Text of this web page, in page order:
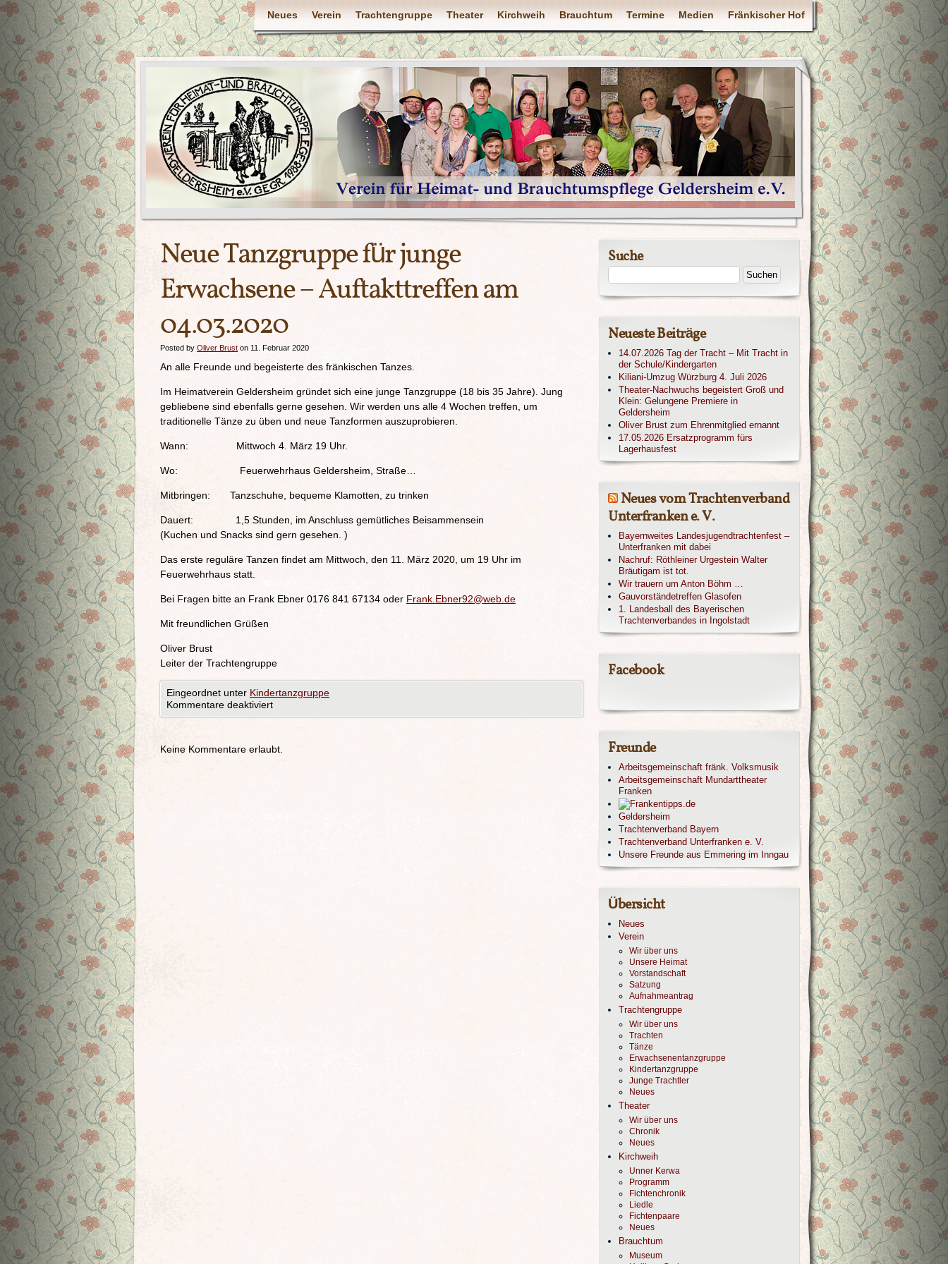
Neues Verein Trachtengruppe Theater Kirchweih Brauchtum Termine Medien Fränkischer Hof
Neue Tanzgruppe für junge
Erwachsene – Auftakttreffen am
04.03.2020
Posted by Oliver Brust on 11. Februar 2020
An alle Freunde und begeisterte des fränkischen Tanzes.
Im Heimatverein Geldersheim gründet sich eine junge Tanzgruppe (18 bis 35 Jahre). Jung
gebliebene sind ebenfalls gerne gesehen. Wir werden uns alle 4 Wochen treffen, um
traditionelle Tänze zu üben und neue Tanzformen auszuprobieren.
Wann: Mittwoch 4. März 19 Uhr.
Wo: Feuerwehrhaus Geldersheim, Straße…
Mitbringen: Tanzschuhe, bequeme Klamotten, zu trinken
Dauert: 1,5 Stunden, im Anschluss gemütliches Beisammensein
(Kuchen und Snacks sind gern gesehen. )
Das erste reguläre Tanzen findet am Mittwoch, den 11. März 2020, um 19 Uhr im
Feuerwehrhaus statt.
Bei Fragen bitte an Frank Ebner 0176 841 67134 oder Frank.Ebner92@web.de
Mit freundlichen Grüßen
Oliver Brust
Leiter der Trachtengruppe
Eingeordnet unter Kindertanzgruppe
Kommentare deaktiviert
Keine Kommentare erlaubt.
Suche
Neueste Beiträge
14.07.2026 Tag der Tracht – Mit Tracht in
der Schule/Kindergarten
Kiliani-Umzug Würzburg 4. Juli 2026
Theater-Nachwuchs begeistert Groß und
Klein: Gelungene Premiere in
Geldersheim
Oliver Brust zum Ehrenmitglied ernannt
17.05.2026 Ersatzprogramm fürs
Lagerhausfest
Neues vom Trachtenverband
Unterfranken e. V.
Bayernweites Landesjugendtrachtenfest –
Unterfranken mit dabei
Nachruf: Röthleiner Urgestein Walter
Bräutigam ist tot.
Wir trauern um Anton Böhm …
Gauvorständetreffen Glasofen
1. Landesball des Bayerischen
Trachtenverbandes in Ingolstadt
Facebook
Freunde
Arbeitsgemeinschaft fränk. Volksmusik
Arbeitsgemeinschaft Mundarttheater
Franken
Geldersheim
Trachtenverband Bayern
Trachtenverband Unterfranken e. V.
Unsere Freunde aus Emmering im Inngau
Übersicht
Neues
Verein
Wir über uns
Unsere Heimat
Vorstandschaft
Satzung
Aufnahmeantrag
Trachtengruppe
Wir über uns
Trachten
Tänze
Erwachsenentanzgruppe
Kindertanzgruppe
Junge Trachtler
Neues
Theater
Wir über uns
Chronik
Neues
Kirchweih
Unner Kerwa
Programm
Fichtenchronik
Liedle
Fichtenpaare
Neues
Brauchtum
Museum